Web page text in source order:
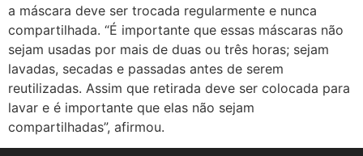
a máscara deve ser trocada regularmente e nunca
compartilhada. “É importante que essas máscaras não
sejam usadas por mais de duas ou três horas; sejam
lavadas, secadas e passadas antes de serem
reutilizadas. Assim que retirada deve ser colocada para
lavar e é importante que elas não sejam
compartilhadas”, afirmou.